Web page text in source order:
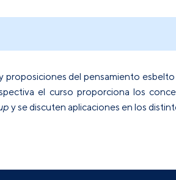
del pensamiento esbelto
el curso proporciona los
y se discuten aplicaciones en los